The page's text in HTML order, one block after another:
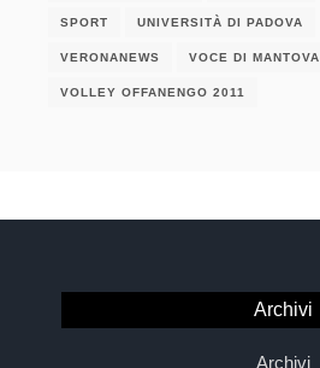
SPORT UNIVERSITÀ DI PADOVA
VERONANEWS VOCE DI MANTOVA
VOLLEY OFFANENGO 2011
Archivi
Archivi